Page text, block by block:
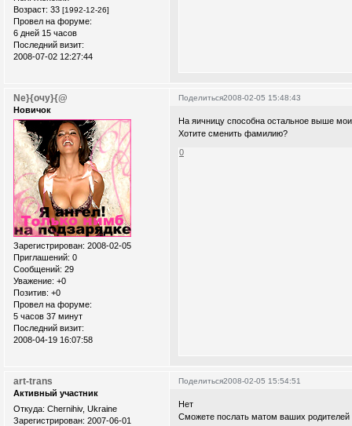
Возраст: 33 [1992-12-26]
Провел на форуме:
6 дней 15 часов
Последний визит:
2008-07-02 12:27:44
Поделиться2008-02-05 15:48:43
Ne}{очу}{@
Новичок
Зарегистрирован: 2008-02-05
Приглашений: 0
Сообщений: 29
Уважение: +0
Позитив: +0
Провел на форуме:
5 часов 37 минут
Последний визит:
2008-04-19 16:07:58
На яичницу способна остальное выше
Хотите сменить фамилию?
0
Поделиться2008-02-05 15:54:51
art-trans
Активный участник
Откуда: Chernihiv, Ukraine
Зарегистрирован: 2007-06-01
Нет
Сможете послать матом ваших